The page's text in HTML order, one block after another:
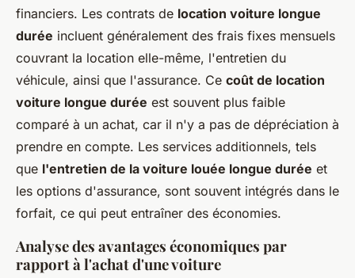
financiers. Les contrats de location voiture longue
durée incluent généralement des frais fixes mensuels
couvrant la location elle-même, l'entretien du
véhicule, ainsi que l'assurance. Ce coût de location
voiture longue durée est souvent plus faible
comparé à un achat, car il n'y a pas de dépréciation à
prendre en compte. Les services additionnels, tels
que l'entretien de la voiture louée longue durée et
les options d'assurance, sont souvent intégrés dans le
forfait, ce qui peut entraîner des économies.
Analyse des avantages économiques par
rapport à l'achat d'une voiture